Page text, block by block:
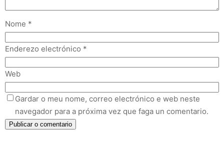
Nome *
Enderezo electrónico *
Web
Gardar o meu nome, correo electrónico e web neste
navegador para a próxima vez que faga un comentario.